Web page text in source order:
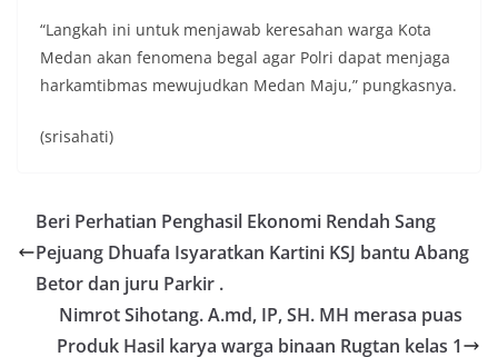
“Langkah ini untuk menjawab keresahan warga Kota
Medan akan fenomena begal agar Polri dapat menjaga
harkamtibmas mewujudkan Medan Maju,” pungkasnya.
(srisahati)
Beri Perhatian Penghasil Ekonomi Rendah Sang
Pejuang Dhuafa Isyaratkan Kartini KSJ bantu Abang
Betor dan juru Parkir .
Nimrot Sihotang. A.md, IP, SH. MH merasa puas
Produk Hasil karya warga binaan Rugtan kelas 1